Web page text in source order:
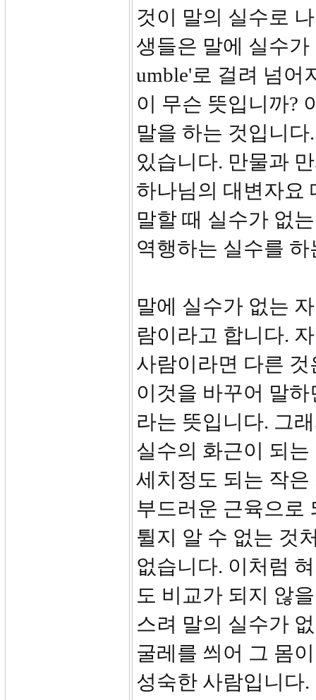
것이 말의 실수로
생들은 말에 실수가
umble'로 걸려 넘어
이 무슨 뜻입니까?
말을 하는 것입니
있습니다. 만물과
하나님의 대변자요
말할 때 실수가 없
역행하는 실수를
말에 실수가 없는
람이라고 합니다.
사람이라면 다른
이것을 바꾸어 말
라는 뜻입니다. 그
실수의 화근이 되
세치정도 되는 작
부드러운 근육으로
튈지 알 수 없는 것
없습니다. 이처럼
도 비교가 되지 않
스려 말의 실수가
굴레를 씌어 그 몸
성숙한 사람입니다.